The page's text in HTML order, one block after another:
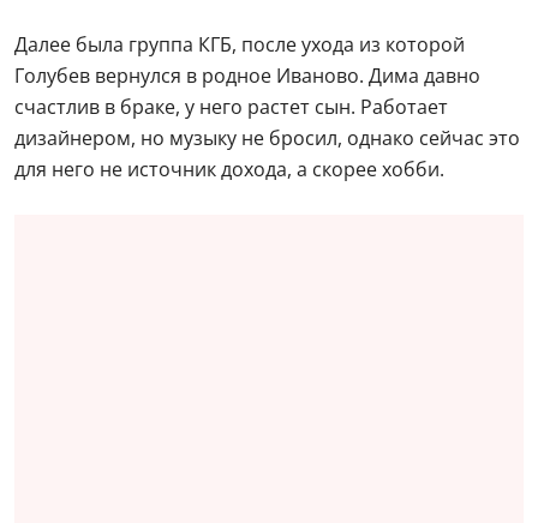
Далее была группа КГБ, после ухода из которой
Голубев вернулся в родное Иваново. Дима давно
счастлив в браке, у него растет сын. Работает
дизайнером, но музыку не бросил, однако сейчас это
для него не источник дохода, а скорее хобби.